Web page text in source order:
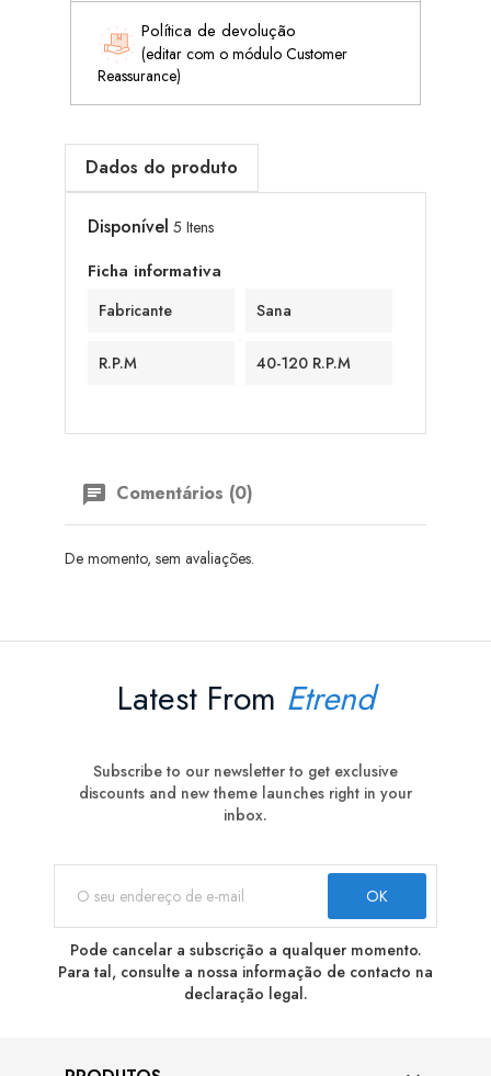
Política de devolução
(editar com o módulo Customer
Reassurance)
Dados do produto
Disponível 5 Itens
Ficha informativa
Fabricante Sana
R.P.M 40-120 R.p.m
Comentários (0)
De momento, sem avaliações.
Latest From Etrend
Subscribe to our newsletter to get exclusive
discounts and new theme launches right in your
inbox.
Pode cancelar a subscrição a qualquer momento.
Para tal, consulte a nossa informação de contacto na
declaração legal.